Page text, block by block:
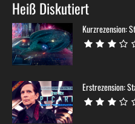
Heiß Diskutiert
Kurzrezension:
Erstrezension: